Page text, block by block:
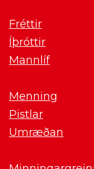
Fréttir
Íþróttir
Mannlíf
Menning
Pistlar
Umræðan